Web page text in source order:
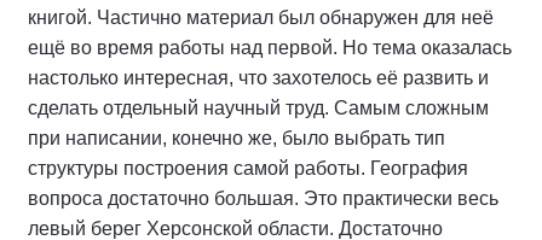
книгой. Частично материал был обнаружен для неё
ещё во время работы над первой. Но тема оказалась
настолько интересная, что захотелось её развить и
сделать отдельный научный труд. Самым сложным
при написании, конечно же, было выбрать тип
структуры построения самой работы. География
вопроса достаточно большая. Это практически весь
левый берег Херсонской области. Достаточно